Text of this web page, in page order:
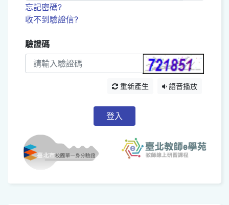
忘記密碼?
收不到驗證信?
驗證碼
重新產生 語音播放
登入